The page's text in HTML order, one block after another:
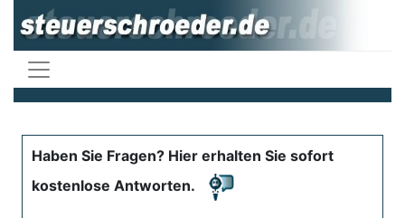
Haben Sie Fragen? Hier erhalten Sie sofort
kostenlose Antworten.